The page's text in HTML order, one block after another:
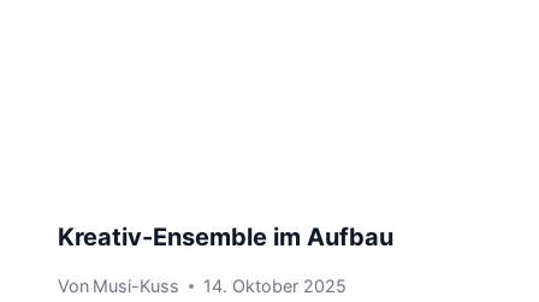
Kreativ-Ensemble im Aufbau
Von Musi-Kuss 14. Oktober 2025